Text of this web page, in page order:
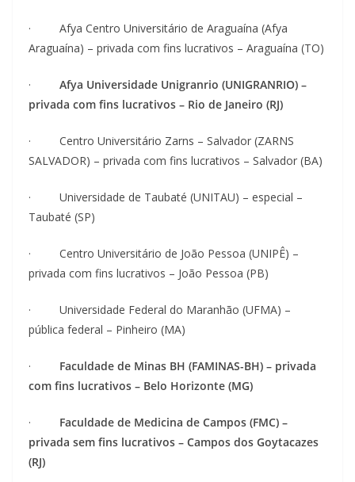
· Afya Centro Universitário de Araguaína (Afya
Araguaína) – privada com fins lucrativos – Araguaína (TO)
· Afya Universidade Unigranrio (UNIGRANRIO) –
privada com fins lucrativos – Rio de Janeiro (RJ)
· Centro Universitário Zarns – Salvador (ZARNS
SALVADOR) – privada com fins lucrativos – Salvador (BA)
· Universidade de Taubaté (UNITAU) – especial –
Taubaté (SP)
· Centro Universitário de João Pessoa (UNIPÊ) –
privada com fins lucrativos – João Pessoa (PB)
· Universidade Federal do Maranhão (UFMA) –
pública federal – Pinheiro (MA)
· Faculdade de Minas BH (FAMINAS-BH) – privada
com fins lucrativos – Belo Horizonte (MG)
· Faculdade de Medicina de Campos (FMC) –
privada sem fins lucrativos – Campos dos Goytacazes
(RJ)